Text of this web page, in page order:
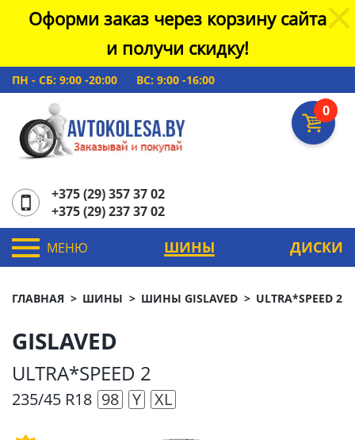
Оформи заказ через корзину сайта
и получи скидку!
ПН - СБ: 9:00 -20:00 ВС: 9:00 -16:00
0
+375 (29) 357 37 02
+375 (29) 237 37 02
МЕНЮ ШИНЫ ДИСКИ
ГЛАВНАЯ ШИНЫ ШИНЫ GISLAVED ULTRA*SPEED 2
GISLAVED
ULTRA*SPEED 2
235/45 R18 98 Y XL